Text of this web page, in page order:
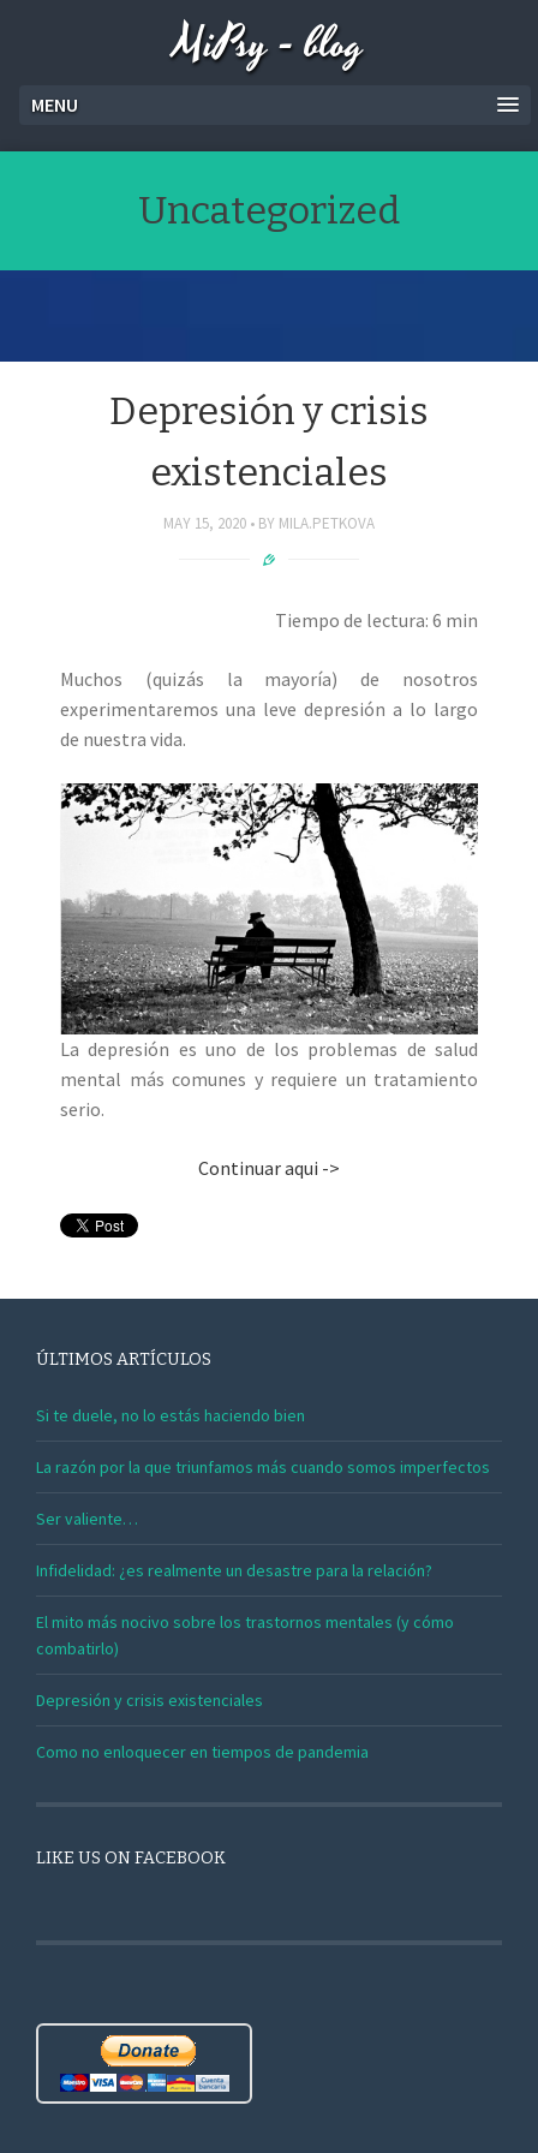
MiPsy - blog
MENU
Uncategorized
Depresión y crisis
existenciales
MAY 15, 2020 BY MILA.PETKOVA
Tiempo de lectura: 6 min
Muchos (quizás la mayoría) de nosotros
experimentaremos una leve depresión a lo largo
de nuestra vida.
La depresión es uno de los problemas de salud
mental más comunes y requiere un tratamiento
serio.
Continuar aqui ->
ÚLTIMOS ARTÍCULOS
Si te duele, no lo estás haciendo bien
La razón por la que triunfamos más cuando somos imperfectos
Ser valiente…
Infidelidad: ¿es realmente un desastre para la relación?
El mito más nocivo sobre los trastornos mentales (y cómo
combatirlo)
Depresión y crisis existenciales
Como no enloquecer en tiempos de pandemia
LIKE US ON FACEBOOK